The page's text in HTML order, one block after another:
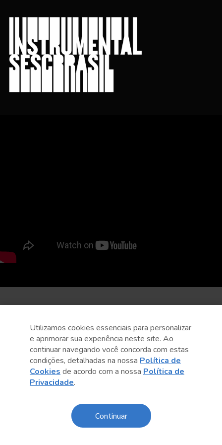
Utilizamos cookies essenciais para personalizar
e aprimorar sua experiência neste site. Ao
continuar navegando você concorda com estas
condições, detalhadas na nossa Política de
Cookies de acordo com a nossa Política de
Privacidade.
Continuar